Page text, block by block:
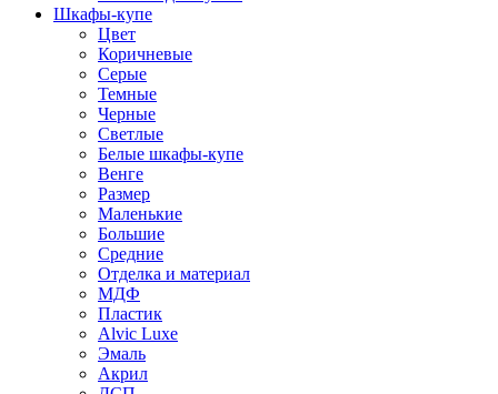
Шкафы-купе
Цвет
Коричневые
Серые
Темные
Черные
Светлые
Белые шкафы-купе
Венге
Размер
Маленькие
Большие
Средние
Отделка и материал
МДФ
Пластик
Alvic Luxe
Эмаль
Акрил